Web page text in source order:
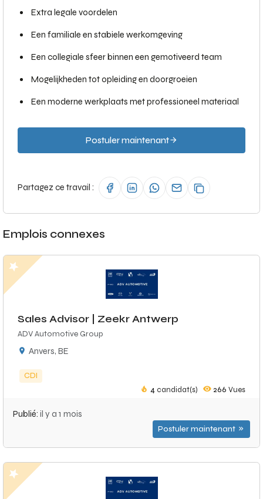
Extra legale voordelen
Een familiale en stabiele werkomgeving
Een collegiale sfeer binnen een gemotiveerd team
Mogelijkheden tot opleiding en doorgroeien
Een moderne werkplaats met professioneel materiaal
Postuler maintenant
Partagez ce travail :
Emplois connexes
Sales Advisor | Zeekr Antwerp
ADV Automotive Group
Anvers, BE
CDI
4 candidat(s) 266 Vues
Publié: il y a 1 mois
Postuler maintenant